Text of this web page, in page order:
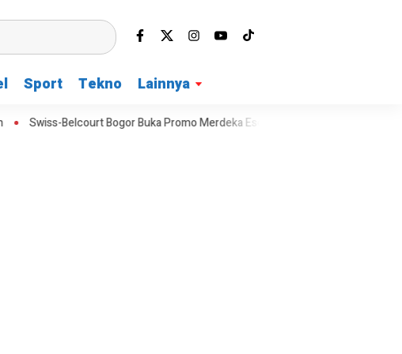
Sport Tekno Lainnya
Buka Promo Merdeka Escape dengan Fasilitas Lengkap Keluarga